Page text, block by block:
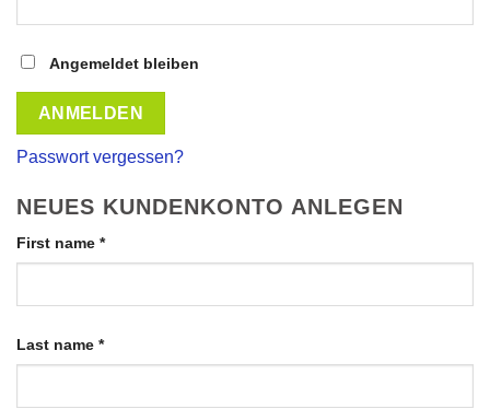
Angemeldet bleiben
ANMELDEN
Passwort vergessen?
NEUES KUNDENKONTO ANLEGEN
First name *
Last name *